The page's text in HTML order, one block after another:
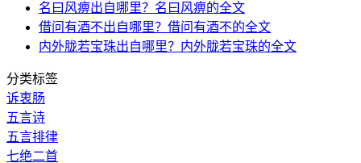
名曰风痹出自哪里？名曰风痹的全文
借问有酒不出自哪里？借问有酒不的全文
内外胧若宝珠出自哪里？内外胧若宝珠的全文
分类标签
诉衷肠
五言诗
五言排律
七绝二首